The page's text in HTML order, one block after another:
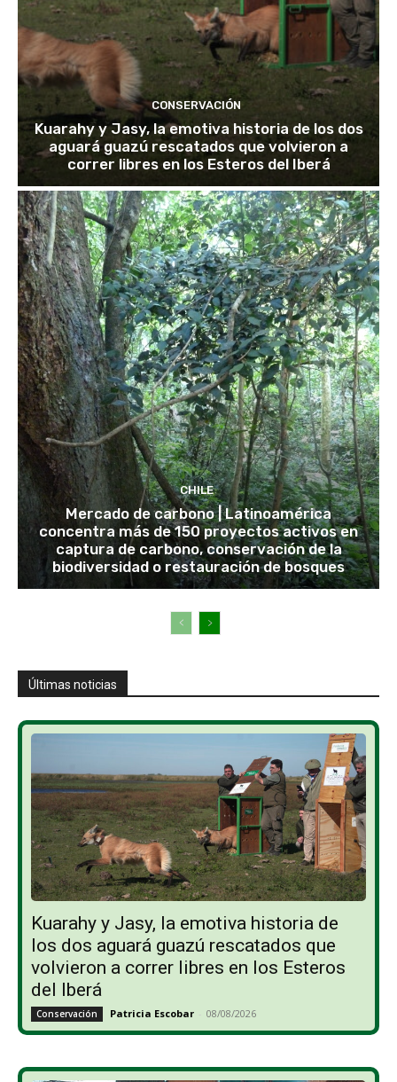
CONSERVACIÓN
Kuarahy y Jasy, la emotiva historia de los dos
aguará guazú rescatados que volvieron a
correr libres en los Esteros del Iberá
CHILE
Mercado de carbono | Latinoamérica
concentra más de 150 proyectos activos en
captura de carbono, conservación de la
biodiversidad o restauración de bosques
Últimas noticias
Kuarahy y Jasy, la emotiva historia de
los dos aguará guazú rescatados que
volvieron a correr libres en los Esteros
del Iberá
Conservación Patricia Escobar - 08/08/2026